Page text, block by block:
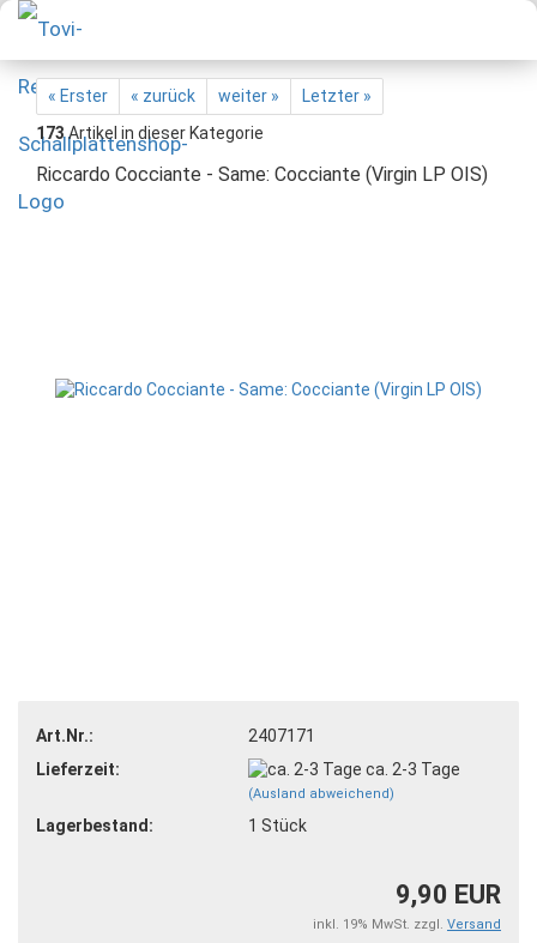
« Erster « zurück weiter »
Letzter »
173Artikel in dieser Kategorie
Riccardo Cocciante - Same: Cocciante (Virgin LP OIS)
Art.Nr.:
2407171
Lieferzeit:
ca. 2-3 Tage
(Ausland abweichend)
Lagerbestand: 1 Stück
9,90 EUR
inkl. 19% MwSt. zzgl. Versand